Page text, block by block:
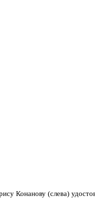
Конанову (слева)